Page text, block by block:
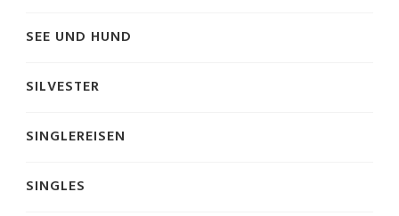
SEE UND HUND
SILVESTER
SINGLEREISEN
SINGLES